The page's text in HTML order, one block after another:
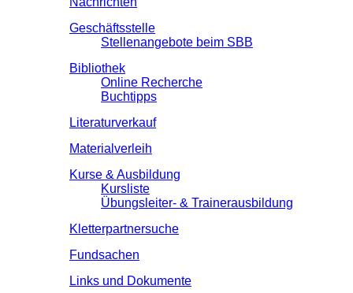
Geschäftsstelle
Stellenangebote beim SBB
Bibliothek
Online Recherche
Buchtipps
Literaturverkauf
Materialverleih
Kurse & Ausbildung
Kursliste
Übungsleiter- & Trainerausbildung
Kletterpartnersuche
Fundsachen
Links und Dokumente